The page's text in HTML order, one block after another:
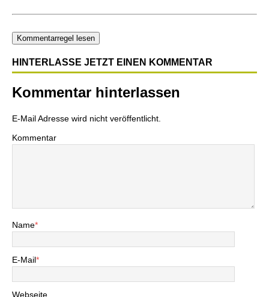
Kommentarregel lesen
HINTERLASSE JETZT EINEN KOMMENTAR
Kommentar hinterlassen
E-Mail Adresse wird nicht veröffentlicht.
Kommentar
Name*
E-Mail*
Webseite